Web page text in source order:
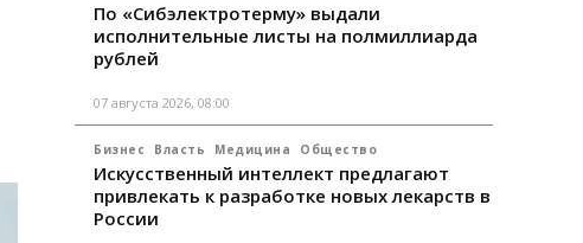
По «Сибэлектротерму» выдали
исполнительные листы на полмиллиарда
рублей
07 августа 2026, 08:00
Бизнес Власть Медицина Общество
Искусственный интеллект предлагают
привлекать к разработке новых лекарств в
России